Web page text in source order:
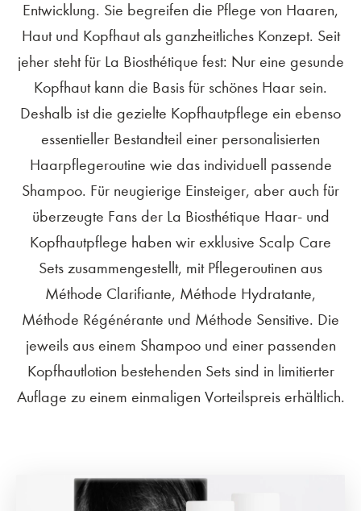
Entwicklung. Sie begreifen die Pflege von Haaren,
Haut und Kopfhaut als ganzheitliches Konzept. Seit
jeher steht für La Biosthétique fest: Nur eine gesunde
Kopfhaut kann die Basis für schönes Haar sein.
Deshalb ist die gezielte Kopfhautpflege ein ebenso
essentieller Bestandteil einer personalisierten
Haarpflegeroutine wie das individuell passende
Shampoo. Für neugierige Einsteiger, aber auch für
überzeugte Fans der La Biosthétique Haar- und
Kopfhautpflege haben wir exklusive Scalp Care
Sets zusammengestellt, mit Pflegeroutinen aus
Méthode Clarifiante, Méthode Hydratante,
Méthode Régénérante und Méthode Sensitive. Die
jeweils aus einem Shampoo und einer passenden
Kopfhautlotion bestehenden Sets sind in limitierter
Auflage zu einem einmaligen Vorteilspreis erhältlich.